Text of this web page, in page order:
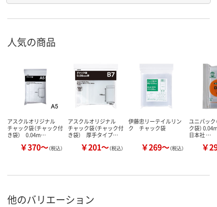
人気の商品
アスクルオリジナル
チャック袋（チャック付
き袋） 0.04m…
￥370～（税込）
アスクルオリジナル
チャック袋（チャック付
き袋） 厚手タイプ…
￥201～（税込）
伊藤忠リーテイルリン
ク チャック袋
￥269～（税込）
ユニパック
ク袋）
日本社 …
￥
他のバリエーション